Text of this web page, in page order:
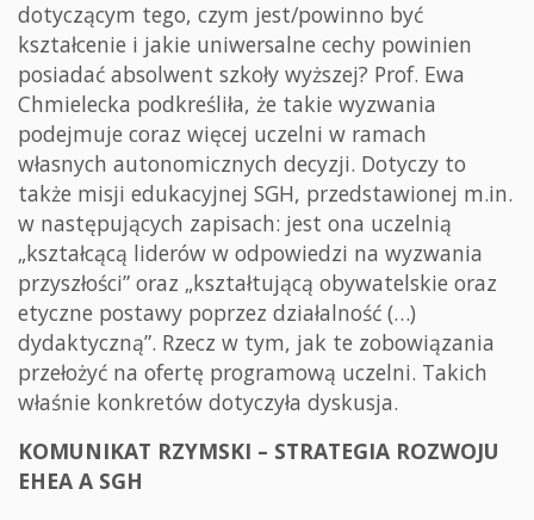
dotyczącym tego, czym jest/powinno być
kształcenie i jakie uniwersalne cechy powinien
posiadać absolwent szkoły wyższej? Prof. Ewa
Chmielecka podkreśliła, że takie wyzwania
podejmuje coraz więcej uczelni w ramach
własnych autonomicznych decyzji. Dotyczy to
także misji edukacyjnej SGH, przedstawionej m.in.
w następujących zapisach: jest ona uczelnią
„kształcącą liderów w odpowiedzi na wyzwania
przyszłości” oraz „kształtującą obywatelskie oraz
etyczne postawy poprzez działalność (…)
dydaktyczną”. Rzecz w tym, jak te zobowiązania
przełożyć na ofertę programową uczelni. Takich
właśnie konkretów dotyczyła dyskusja.
KOMUNIKAT RZYMSKI – STRATEGIA ROZWOJU
EHEA A SGH